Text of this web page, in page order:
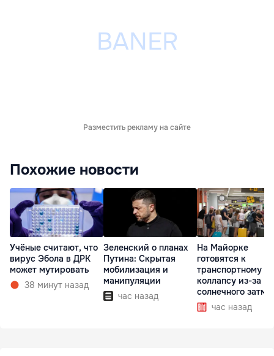
Разместить рекламу на сайте
Похожие новости
Учёные считают, что
вирус Эбола в ДРК
может мутировать
38 минут назад
Зеленский о планах
Путина: Скрытая
мобилизация и
манипуляции
час назад
На Майорке
готовятся к
транспортному
коллапсу из-за
солнечного
час назад